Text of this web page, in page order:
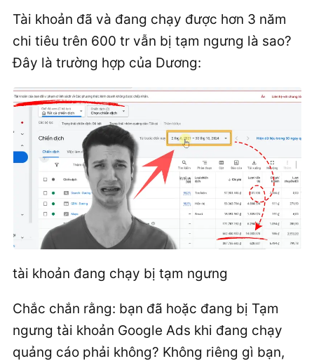
Tài khoản đã và đang chạy được hơn 3 năm
chi tiêu trên 600 tr vẫn bị tạm ngưng là sao?
Đây là trường hợp của Dương:
tài khoản đang chạy bị tạm ngưng
Chắc chắn rằng: bạn đã hoặc đang bị Tạm
ngưng tài khoản Google Ads khi đang chạy
quảng cáo phải không? Không riêng gì bạn,